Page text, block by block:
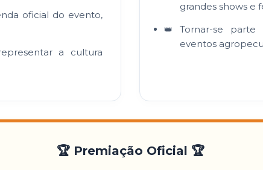
oficial do evento,
a cultura
grandes shows e
Tornar-se
eventos
🏆 Premiação Oficial 🏆